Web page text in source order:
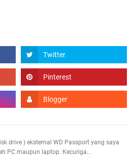
drive ) eksternal WD Passport yang saya
PC maupun laptop. Kecuriga...